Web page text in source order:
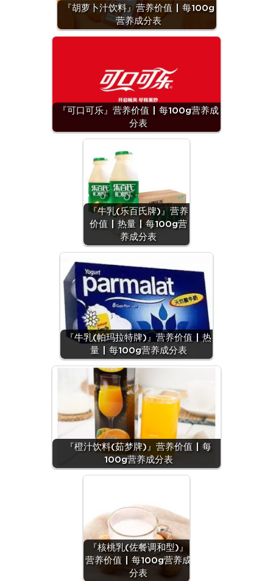
『胡萝卜汁饮料』营养价值 | 每100g
营养成分表
『可口可乐』营养价值 | 每100g营养成
分表
『牛乳(乐百氏牌)』营养
价值 | 热量 | 每100g营
养成分表
『牛乳(帕玛拉特牌)』营养价值 | 热
量 | 每100g营养成分表
『橙汁饮料(茹梦牌)』营养价值 | 每
100g营养成分表
『核桃乳(佐餐调和型)』
营养价值 | 每100g营养成
分表